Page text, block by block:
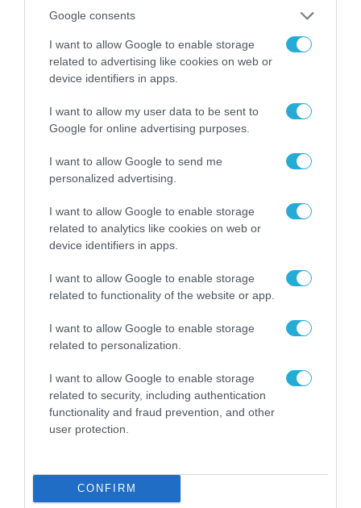
Google consents
I want to allow Google to enable storage
related to advertising like cookies on web or
device identifiers in apps.
I want to allow my user data to be sent to
Google for online advertising purposes.
I want to allow Google to send me
personalized advertising.
I want to allow Google to enable storage
related to analytics like cookies on web or
device identifiers in apps.
I want to allow Google to enable storage
related to functionality of the website or app.
I want to allow Google to enable storage
related to personalization.
I want to allow Google to enable storage
related to security, including authentication
functionality and fraud prevention, and other
user protection.
CONFIRM
26.07.2024